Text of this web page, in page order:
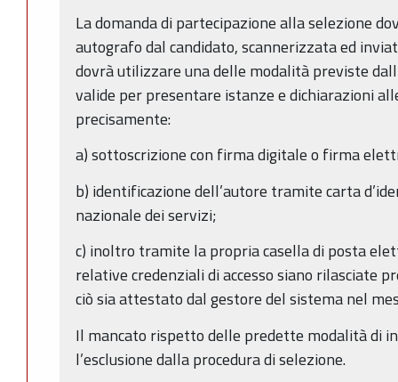
La domanda di partecipazione alla selezione
autografo dal candidato, scannerizzata ed
dovrà utilizzare una delle modalità previste
valide per presentare istanze e dichiarazioni
precisamente:
a) sottoscrizione con firma digitale o firma
b) identificazione dell’autore tramite carta
nazionale dei servizi;
c) inoltro tramite la propria casella di posta
relative credenziali di accesso siano rilasciate
ciò sia attestato dal gestore del sistema nel
Il mancato rispetto delle predette modalità di
l’esclusione dalla procedura di selezione.